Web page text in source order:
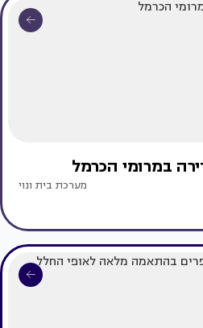
במרומי הכרמל
מערכת בית ונוי